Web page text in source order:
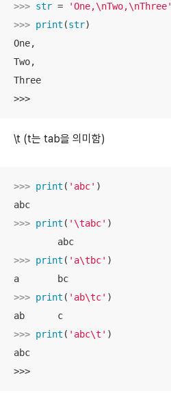
>>> str =
'One,\nTwo,\nThree'
>>> print (str)
One,
Two,
Three
>>>
\t (t는 tab을 의미함)
>>> print ( 'abc' )
>>> print ( '\tabc' )
>>> print ( 'a\tbc' )
>>> print ( 'ab\tc' )
>>> print ( 'abc\t' )
abc
>>>